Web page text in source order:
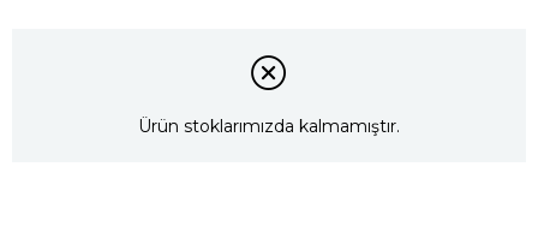
Ürün stoklarımızda kalmamıştır.